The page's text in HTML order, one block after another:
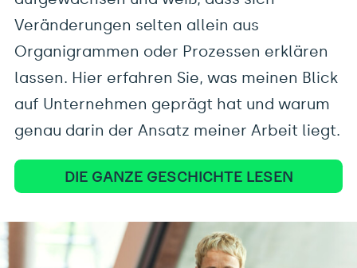
Veränderungen selten allein aus
Organigrammen oder Prozessen erklären
lassen. Hier erfahren Sie, was meinen Blick
auf Unternehmen geprägt hat und warum
genau darin der Ansatz meiner Arbeit liegt.
DIE GANZE GESCHICHTE LESEN